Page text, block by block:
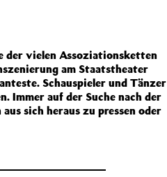
der vielen Assoziationsketten
am Staatstheater
Schauspieler und Tänzer
Immer auf der Suche nach der
sich heraus zu pressen oder